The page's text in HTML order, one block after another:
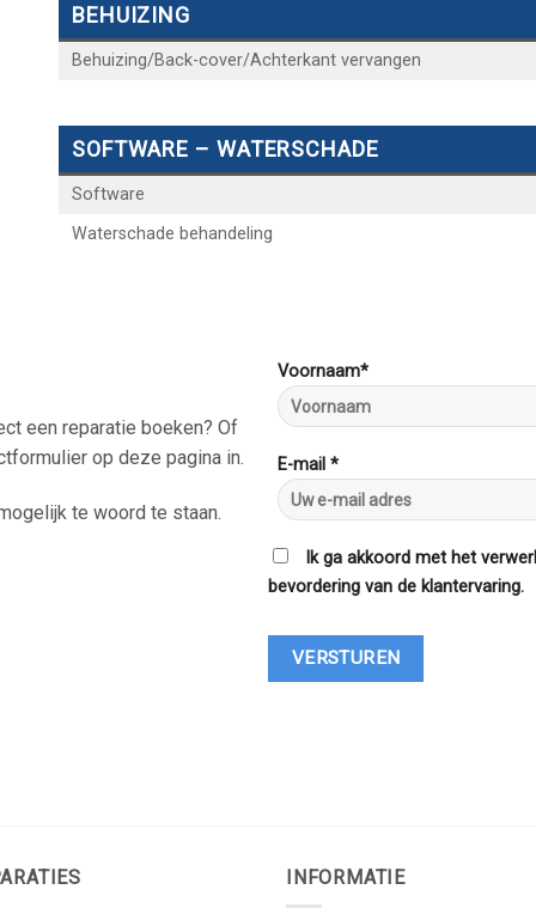
BEHUIZING
Behuizing/Back-cover/Achterkant vervangen
SOFTWARE – WATERSCHADE
Software
Waterschade behandeling
een reparatie boeken? Of
op deze pagina in.
te woord te staan.
Voornaam*
E-mail *
Ik ga akkoord met het
bevordering van de klantervaring.
INFORMATIE